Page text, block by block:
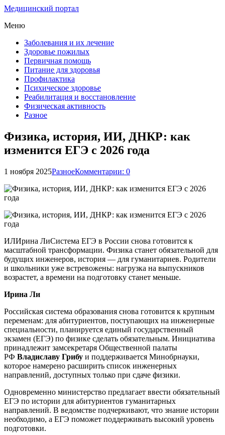
Медицинский портал
Меню
Заболевания и их лечение
Здоровье пожилых
Первичная помощь
Питание для здоровья
Профилактика
Психическое здоровье
Реабилитация и восстановление
Физическая активность
Разное
Физика, история, ИИ, ДНКР: как
изменится ЕГЭ с 2026 года
1 ноября 2025РазноеКомментарии: 0
ИЛИрина ЛиСистема ЕГЭ в России снова готовится к
масштабной трансформации. Физика станет обязательной для
будущих инженеров, история — для гуманитариев. Родители
и школьники уже встревожены: нагрузка на выпускников
возрастет, а времени на подготовку станет меньше.
Ирина Ли
Российская система образования снова готовится к крупным
переменам: для абитуриентов, поступающих на инженерные
специальности, планируется единый государственный
экзамен (ЕГЭ) по физике сделать обязательным. Инициатива
принадлежит замсекретаря Общественной палаты
РФ Владиславу Грибу и поддерживается Минобрнауки,
которое намерено расширить список инженерных
направлений, доступных только при сдаче физики.
Одновременно министерство предлагает ввести обязательный
ЕГЭ по истории для абитуриентов гуманитарных
направлений. В ведомстве подчеркивают, что знание истории
необходимо, а ЕГЭ поможет поддерживать высокий уровень
подготовки.